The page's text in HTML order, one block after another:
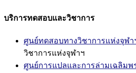
บริการทดสอบและวิชาการ
ศูนย์ทดสอบทางวิชาการแห่งจุฬา
วิชาการแห่งจุฬาฯ
ศูนย์การแปลและการล่ามเฉลิมพ